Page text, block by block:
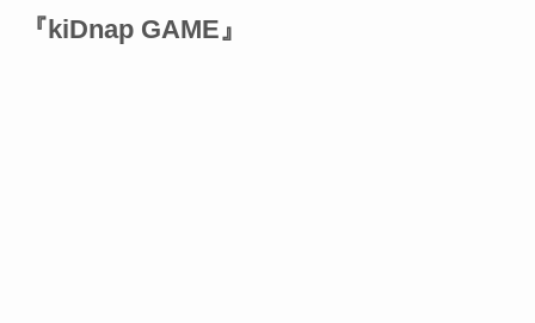
『kiDnap GAME』